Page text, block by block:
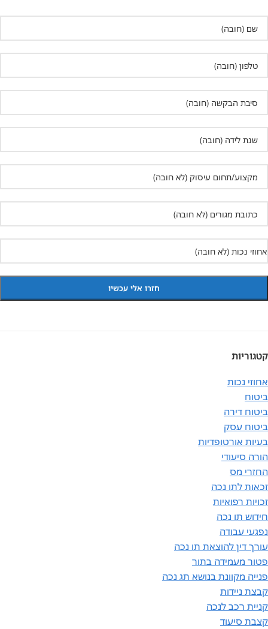
קטגוריות
אחוזי נכות
ביטוח
ביטוח דירה
ביטוח עסק
בעיות אורטופדיות
הורה סיעודי
החזרי מס
זכאות לתו נכה
זכויות רפואיות
חידוש תו נכה
נפגעי עבודה
עורך דין להוצאת תו נכה
פטור מעמידה בתור
פנייה מקוונת בנושא תג נכה
קבצת ניידות
קניית רכב לנכה
קצבת סיעוד